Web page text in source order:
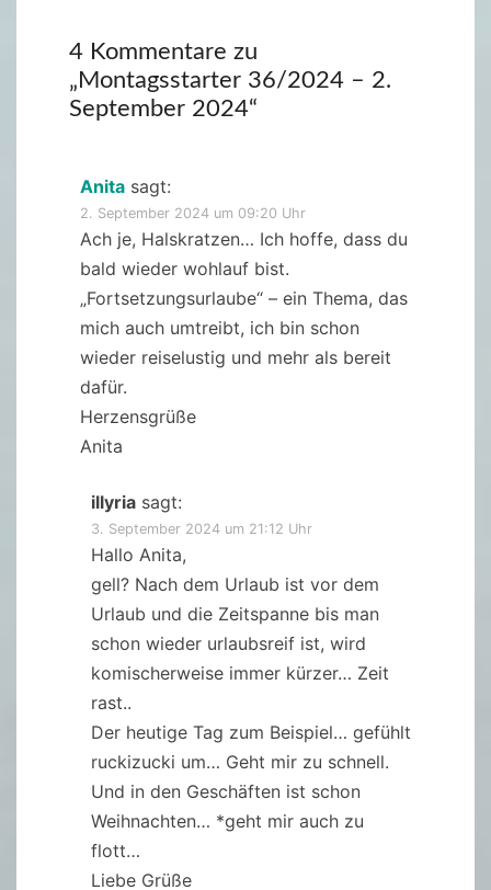
4 Kommentare zu
„Montagsstarter 36/2024 – 2.
September 2024“
Anita sagt:
2. September 2024 um 09:20 Uhr
Ach je, Halskratzen… Ich hoffe, dass du
bald wieder wohlauf bist.
„Fortsetzungsurlaube“ – ein Thema, das
mich auch umtreibt, ich bin schon
wieder reiselustig und mehr als bereit
dafür.
Herzensgrüße
Anita
illyria sagt:
3. September 2024 um 21:12 Uhr
Hallo Anita,
gell? Nach dem Urlaub ist vor dem
Urlaub und die Zeitspanne bis man
schon wieder urlaubsreif ist, wird
komischerweise immer kürzer… Zeit
rast..
Der heutige Tag zum Beispiel… gefühlt
ruckizucki um… Geht mir zu schnell.
Und in den Geschäften ist schon
Weihnachten… *geht mir auch zu
flott…
Liebe Grüße